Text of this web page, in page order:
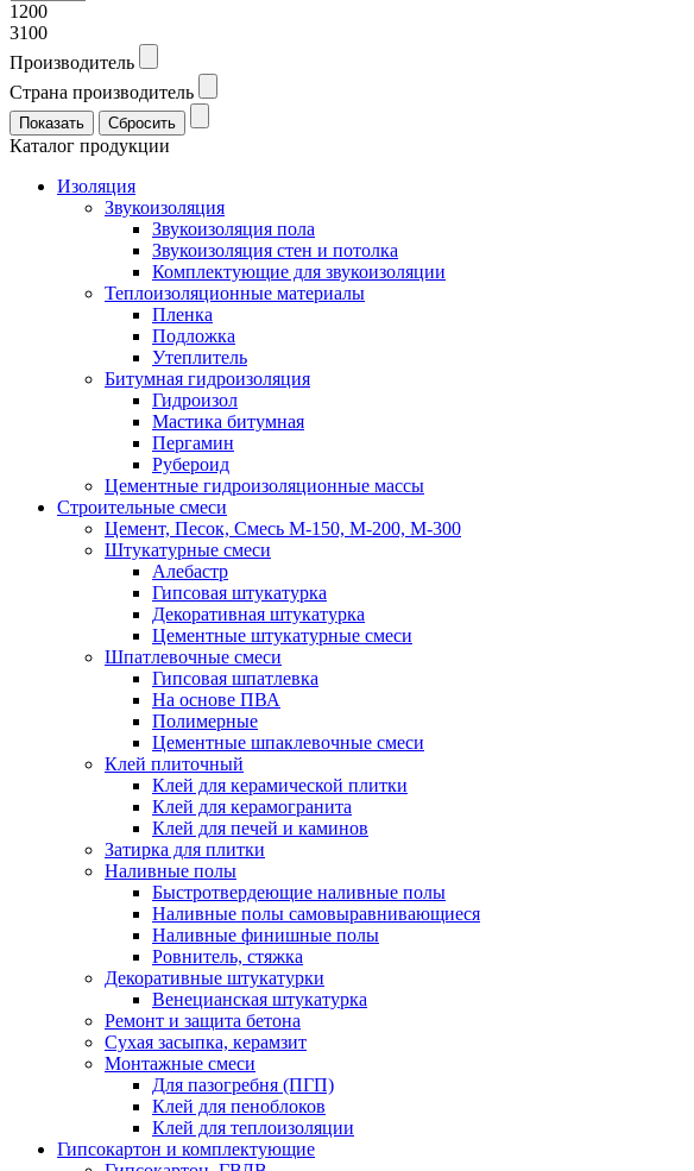
1200
3100
Производитель
Страна производитель
Каталог продукции
Изоляция
Звукоизоляция
Звукоизоляция пола
Звукоизоляция стен и потолка
Комплектующие для звукоизоляции
Теплоизоляционные материалы
Пленка
Подложка
Утеплитель
Битумная гидроизоляция
Гидроизол
Мастика битумная
Пергамин
Рубероид
Цементные гидроизоляционные массы
Строительные смеси
Цемент, Песок, Смесь М-150, М-200, М-300
Штукатурные смеси
Алебастр
Гипсовая штукатурка
Декоративная штукатурка
Цементные штукатурные смеси
Шпатлевочные смеси
Гипсовая шпатлевка
На основе ПВА
Полимерные
Цементные шпаклевочные смеси
Клей плиточный
Клей для керамической плитки
Клей для керамогранита
Клей для печей и каминов
Затирка для плитки
Наливные полы
Быстротвердеющие наливные полы
Наливные полы самовыравнивающиеся
Наливные финишные полы
Ровнитель, стяжка
Декоративные штукатурки
Венецианская штукатурка
Ремонт и защита бетона
Сухая засыпка, керамзит
Монтажные смеси
Для пазогребня (ПГП)
Клей для пеноблоков
Клей для теплоизоляции
Гипсокартон и комплектующие